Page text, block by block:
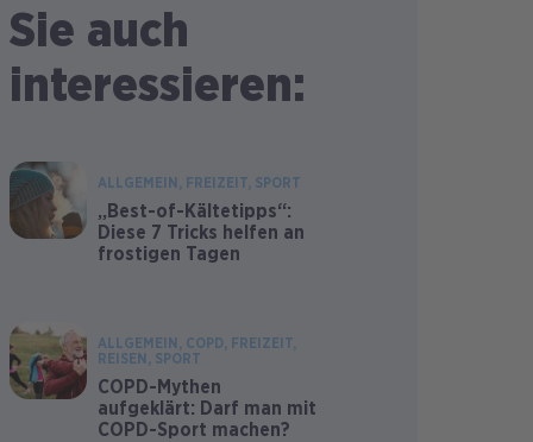
Sie auch
interessieren:
ALLGEMEIN FREIZEIT SPORT
„Best-of-Kältetipps“:
Diese 7 Tricks helfen an
frostigen Tagen
ALLGEMEIN COPD
FREIZEIT
REISEN
SPORT
COPD-Mythen
aufgeklärt: Darf man mit
COPD-Sport machen?